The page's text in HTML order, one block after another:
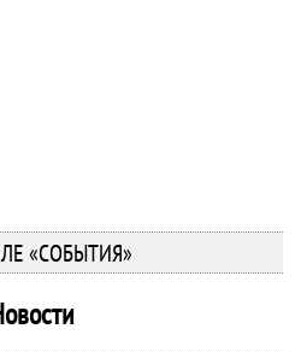
«СОБЫТИЯ»